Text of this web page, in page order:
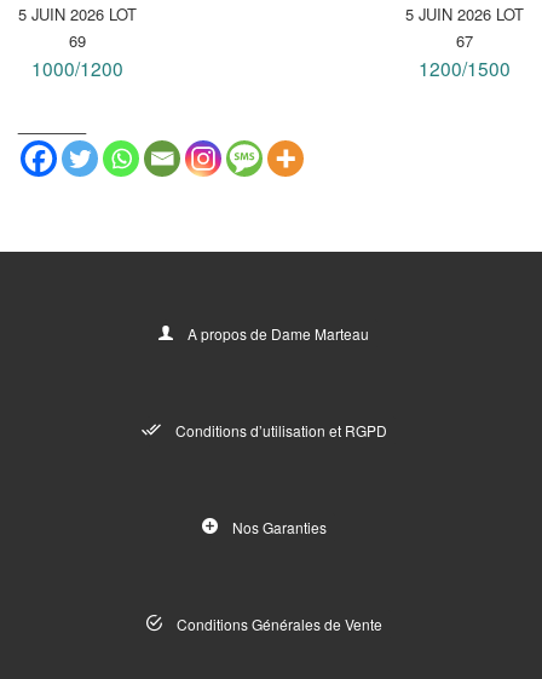
5 JUIN 2026 LOT
69
1000/1200
5 JUIN 2026 LOT
67
1200/1500
A propos de Dame Marteau
Conditions d’utilisation et RGPD
Nos Garanties
Conditions Générales de Vente